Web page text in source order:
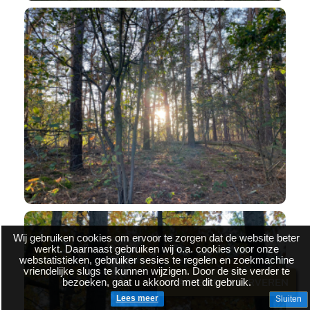
Wij gebruiken cookies om ervoor te zorgen dat de website beter
werkt. Daarnaast gebruiken wij o.a. cookies voor onze
webstatistieken, gebruiker sesies te regelen en zoekmachine
vriendelijke slugs te kunnen wijzigen. Door de site verder te
bezoeken, gaat u akkoord met dit gebruik.
Lees meer Sluiten
BRASSERIE RESERVEREN